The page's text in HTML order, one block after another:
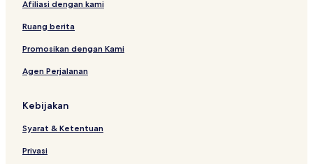
m
a
H
o
p
a
l
i
t
b
o
r
o
o
a
k
a
r
e
r
e
n
e
Afiliasi dengan kami
Ruang berita
Promosikan dengan Kami
Agen Perjalanan
Kebijakan
Syarat & Ketentuan
Privasi